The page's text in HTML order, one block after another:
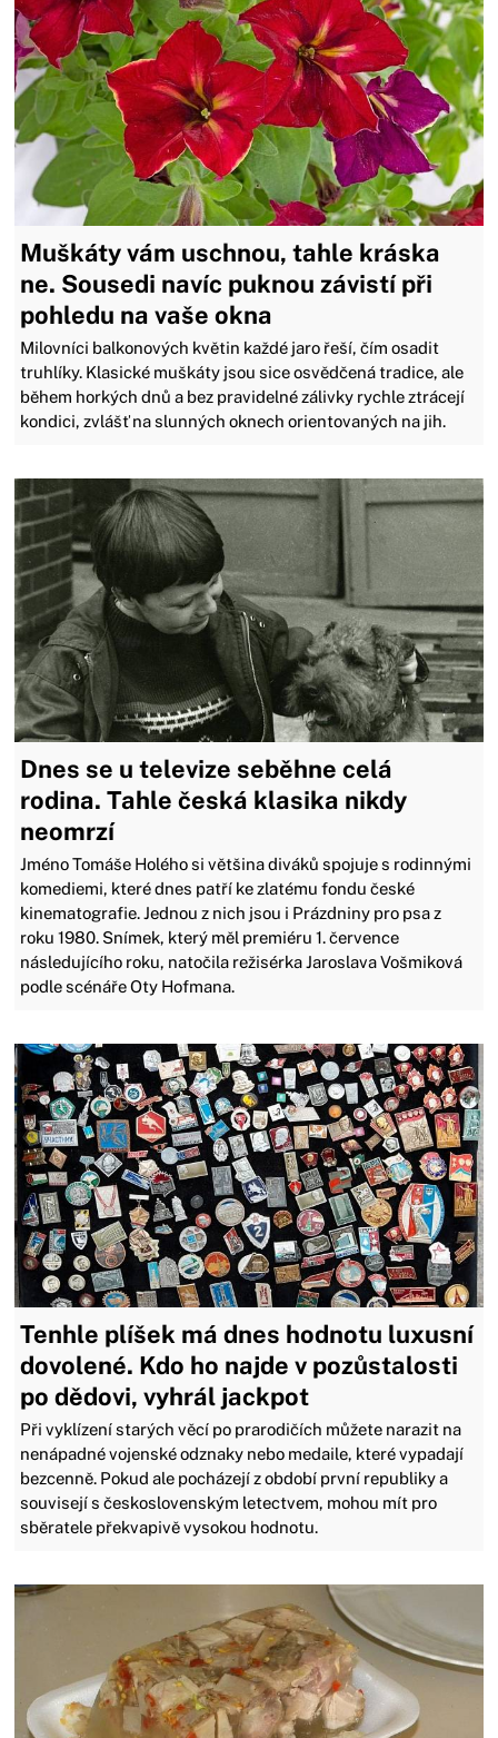
Muškáty vám uschnou, tahle kráska
ne. Sousedi navíc puknou závistí při
pohledu na vaše okna
Milovníci balkonových květin každé jaro řeší, čím osadit
truhlíky. Klasické muškáty jsou sice osvědčená tradice, ale
během horkých dnů a bez pravidelné zálivky rychle ztrácejí
kondici, zvlášť na slunných oknech orientovaných na jih.
Dnes se u televize seběhne celá
rodina. Tahle česká klasika nikdy
neomrzí
Jméno Tomáše Holého si většina diváků spojuje s rodinnými
komediemi, které dnes patří ke zlatému fondu české
kinematografie. Jednou z nich jsou i Prázdniny pro psa z
roku 1980. Snímek, který měl premiéru 1. července
následujícího roku, natočila režisérka Jaroslava Vošmiková
podle scénáře Oty Hofmana.
Tenhle plíšek má dnes hodnotu luxusní
dovolené. Kdo ho najde v pozůstalosti
po dědovi, vyhrál jackpot
Při vyklízení starých věcí po prarodičích můžete narazit na
nenápadné vojenské odznaky nebo medaile, které vypadají
bezcenně. Pokud ale pocházejí z období první republiky a
souvisejí s československým letectvem, mohou mít pro
sběratele překvapivě vysokou hodnotu.